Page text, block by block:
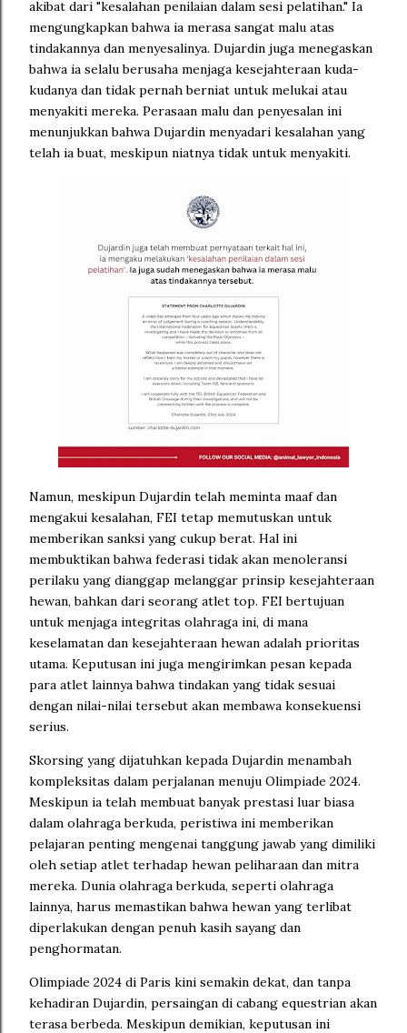
akibat dari "kesalahan penilaian dalam sesi pelatihan." Ia
mengungkapkan bahwa ia merasa sangat malu atas
tindakannya dan menyesalinya. Dujardin juga menegaskan
bahwa ia selalu berusaha menjaga kesejahteraan kuda-
kudanya dan tidak pernah berniat untuk melukai atau
menyakiti mereka. Perasaan malu dan penyesalan ini
menunjukkan bahwa Dujardin menyadari kesalahan yang
telah ia buat, meskipun niatnya tidak untuk menyakiti.
Namun, meskipun Dujardin telah meminta maaf dan
mengakui kesalahan, FEI tetap memutuskan untuk
memberikan sanksi yang cukup berat. Hal ini
membuktikan bahwa federasi tidak akan menoleransi
perilaku yang dianggap melanggar prinsip kesejahteraan
hewan, bahkan dari seorang atlet top. FEI bertujuan
untuk menjaga integritas olahraga ini, di mana
keselamatan dan kesejahteraan hewan adalah prioritas
utama. Keputusan ini juga mengirimkan pesan kepada
para atlet lainnya bahwa tindakan yang tidak sesuai
dengan nilai-nilai tersebut akan membawa konsekuensi
serius.
Skorsing yang dijatuhkan kepada Dujardin menambah
kompleksitas dalam perjalanan menuju Olimpiade 2024.
Meskipun ia telah membuat banyak prestasi luar biasa
dalam olahraga berkuda, peristiwa ini memberikan
pelajaran penting mengenai tanggung jawab yang dimiliki
oleh setiap atlet terhadap hewan peliharaan dan mitra
mereka. Dunia olahraga berkuda, seperti olahraga
lainnya, harus memastikan bahwa hewan yang terlibat
diperlakukan dengan penuh kasih sayang dan
penghormatan.
Olimpiade 2024 di Paris kini semakin dekat, dan tanpa
kehadiran Dujardin, persaingan di cabang equestrian akan
terasa berbeda. Meskipun demikian, keputusan ini